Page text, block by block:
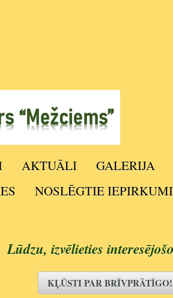
AKTUĀLI GALERIJA
NOSLĒGTIE IEPIRKUMI
Lūdzu, izvēlieties
KĻŪSTI PAR